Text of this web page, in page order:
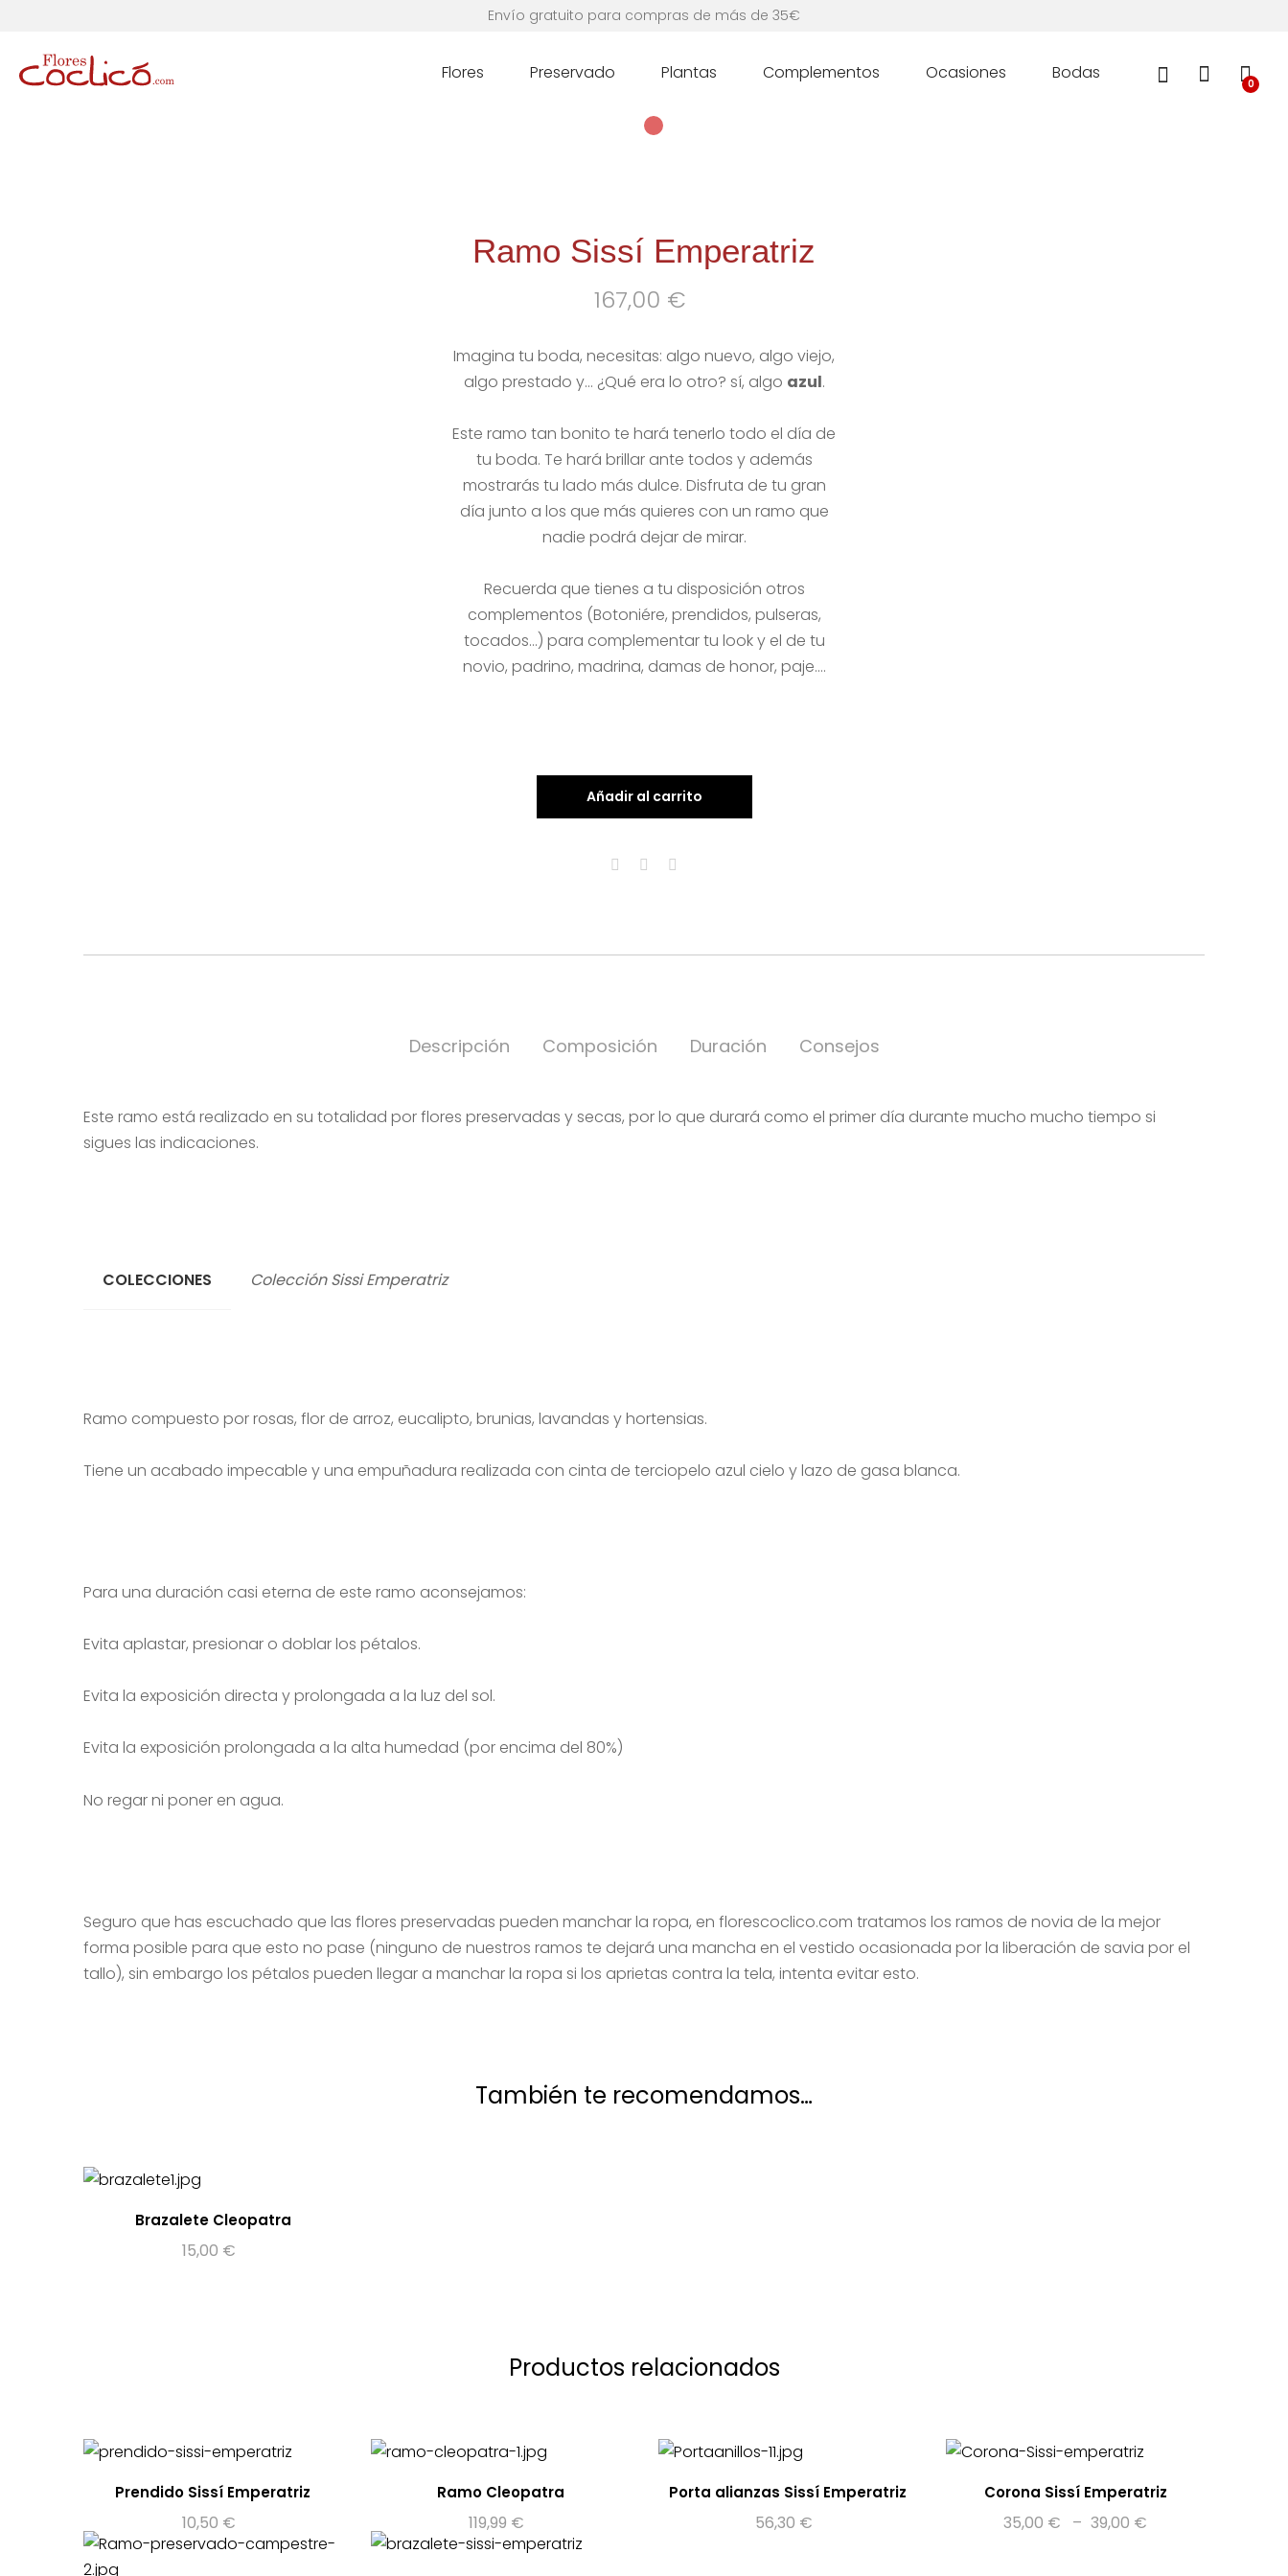
Envío gratuito para compras de más de 35€
Flores Preservado Plantas Complementos Ocasiones Bodas
0
Ramo Sissí Emperatriz
167,00 €
Imagina tu boda, necesitas: algo nuevo, algo viejo,
algo prestado y… ¿Qué era lo otro? sí, algo azul.
Este ramo tan bonito te hará tenerlo todo el día de
tu boda. Te hará brillar ante todos y además
mostrarás tu lado más dulce. Disfruta de tu gran
día junto a los que más quieres con un ramo que
nadie podrá dejar de mirar.
Recuerda que tienes a tu disposición otros
complementos (Botoniére, prendidos, pulseras,
tocados…) para complementar tu look y el de tu
novio, padrino, madrina, damas de honor, paje….
Añadir al carrito
Descripción Composición Duración Consejos
Este ramo está realizado en su totalidad por flores preservadas y secas, por lo que durará como el primer día durante mucho mucho tiempo si
sigues las indicaciones.
COLECCIONES Colección Sissi Emperatriz
Ramo compuesto por rosas, flor de arroz, eucalipto, brunias, lavandas y hortensias.
Tiene un acabado impecable y una empuñadura realizada con cinta de terciopelo azul cielo y lazo de gasa blanca.
Para una duración casi eterna de este ramo aconsejamos:
Evita aplastar, presionar o doblar los pétalos.
Evita la exposición directa y prolongada a la luz del sol.
Evita la exposición prolongada a la alta humedad (por encima del 80%)
No regar ni poner en agua.
Seguro que has escuchado que las flores preservadas pueden manchar la ropa, en florescoclico.com tratamos los ramos de novia de la mejor
forma posible para que esto no pase (ninguno de nuestros ramos te dejará una mancha en el vestido ocasionada por la liberación de savia por el
tallo), sin embargo los pétalos pueden llegar a manchar la ropa si los aprietas contra la tela, intenta evitar esto.
También te recomendamos…
Brazalete Cleopatra
15,00 €
Productos relacionados
Prendido Sissí Emperatriz
10,50 €
Ramo Cleopatra
119,99 €
Porta alianzas Sissí Emperatriz
56,30 €
Corona Sissí Emperatriz
35,00 € – 39,00 €